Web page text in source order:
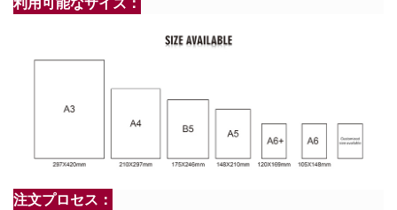
注文プロセス：